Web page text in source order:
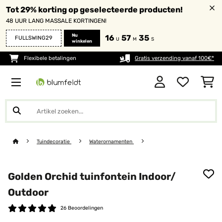
Tot 29% korting op geselecteerde producten!
48 UUR LANG MASSALE KORTINGEN!
FULLSWING29
Nu
winkelen
16 U 57 M 35 S
Flexibele betalingen Gratis verzending vanaf 100€*
Tuindecoratie Waterornamenten
Golden Orchid tuinfontein Indoor/
Outdoor
26 Beoordelingen